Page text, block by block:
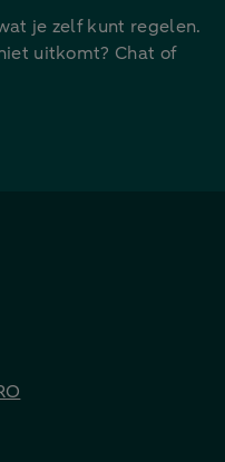
je zelf kunt regelen.
uitkomt? Chat of